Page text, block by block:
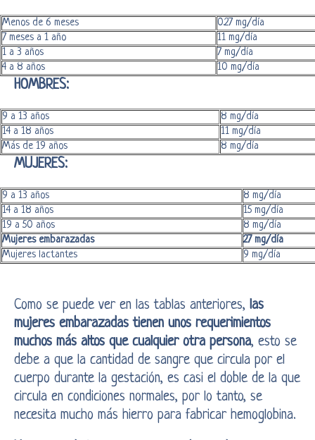
Menos de 6 meses
0.27 mg/día
7 meses a 1 año
11 mg/día
1 a 3 años
7 mg/día
4 a 8 años
10 mg/día
HOMBRES:
9 a 13 años
8 mg/día
14 a 18 años
11 mg/día
Más de 19 años
8 mg/día
MUJERES:
9 a 13 años
8 mg/día
14 a 18 años
15 mg/día
19 a 50 años
8 mg/día
Mujeres embarazadas
27 mg/día
Mujeres lactantes
9 mg/día
Como se puede ver en las tablas anteriores, las
mujeres embarazadas tienen unos requerimientos
muchos más altos que cualquier otra persona, esto se
debe a que la cantidad de sangre que circula por el
cuerpo durante la gestación, es casi el doble de la que
circula en condiciones normales, por lo tanto, se
necesita mucho más hierro para fabricar hemoglobina.